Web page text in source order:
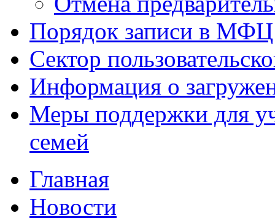
Порядок записи в МФЦ
Сектор
Информация о
Меры поддержки для
семей
Главная
Новости